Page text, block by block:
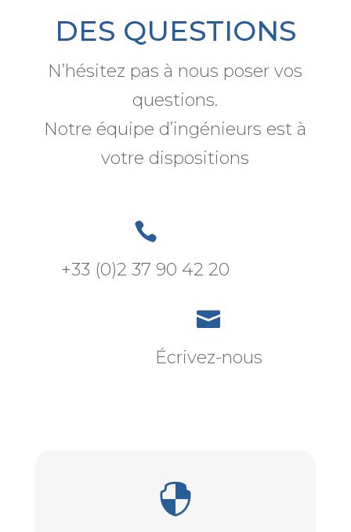
DES QUESTIONS
N’hésitez pas à nous poser vos
questions.
Notre équipe d’ingénieurs est à
votre dispositions

+33 (0)2 37 90 42 20

Écrivez-nous
